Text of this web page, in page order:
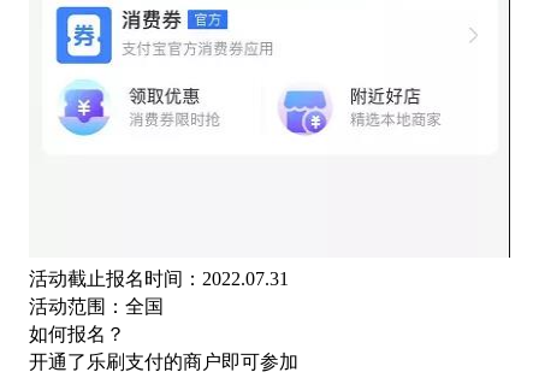
活动截止报名时间： 2022.07.31
活动范围：全国
如何报名？
开通了乐刷支付的商户即可参加